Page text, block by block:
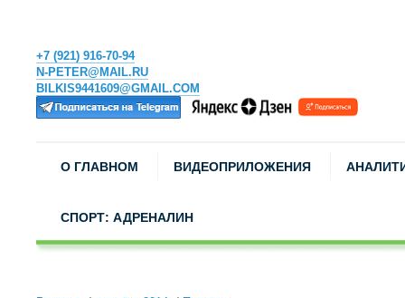
+7 (921) 916-70-94
N-PETER@MAIL.RU
BILKIS9441609@GMAIL.COM
О ГЛАВНОМ ВИДЕОПРИЛОЖЕНИЯ
СПОРТ: АДРЕНАЛИН